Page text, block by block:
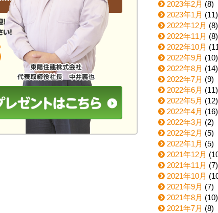
2023年2月 (8)
2023年1月 (11)
2022年12月 (8)
2022年11月 (8)
2022年10月
2022年9月 (10)
2022年8月 (14)
2022年7月 (9)
2022年6月 (11)
2022年5月 (12)
2022年4月 (16)
2022年3月 (2)
2022年2月 (5)
2022年1月 (5)
2021年12月
2021年11月 (7)
2021年10月
2021年9月 (7)
2021年8月 (10)
2021年7月 (8)